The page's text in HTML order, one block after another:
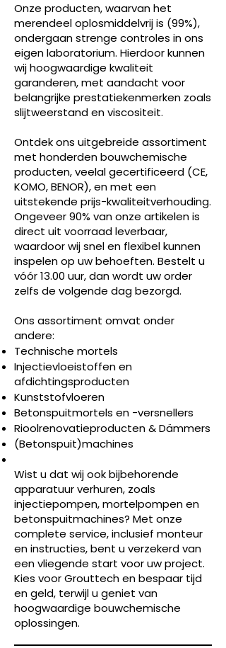
Onze producten, waarvan het
merendeel oplosmiddelvrij is (99%),
ondergaan strenge controles in ons
eigen laboratorium. Hierdoor kunnen
wij hoogwaardige kwaliteit
garanderen, met aandacht voor
belangrijke prestatiekenmerken zoals
slijtweerstand en viscositeit.
Ontdek ons uitgebreide assortiment
met honderden bouwchemische
producten, veelal gecertificeerd (CE,
KOMO, BENOR), en met een
uitstekende prijs-kwaliteitverhouding.
Ongeveer 90% van onze artikelen is
direct uit voorraad leverbaar,
waardoor wij snel en flexibel kunnen
inspelen op uw behoeften. Bestelt u
vóór 13.00 uur, dan wordt uw order
zelfs de volgende dag bezorgd.
Ons assortiment omvat onder
andere:
Technische mortels
Injectievloeistoffen en
afdichtingsproducten
Kunststofvloeren
Betonspuitmortels en -versnellers
Rioolrenovatieproducten & Dämmers
(Betonspuit)machines
Wist u dat wij ook bijbehorende
apparatuur verhuren, zoals
injectiepompen, mortelpompen en
betonspuitmachines? Met onze
complete service, inclusief monteur
en instructies, bent u verzekerd van
een vliegende start voor uw project.
Kies voor Grouttech en bespaar tijd
en geld, terwijl u geniet van
hoogwaardige bouwchemische
oplossingen.